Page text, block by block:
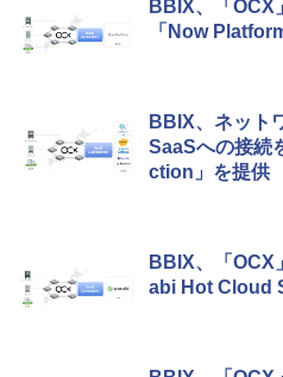
BBIX、「OCX
「Now
BBIX、ネット
SaaSへの接続
ction」を提供
BBIX、「OCX
abi Hot Cloud